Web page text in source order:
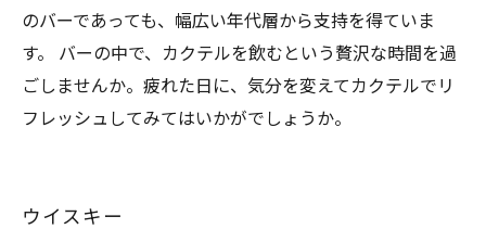
のバーであっても、幅広い年代層から支持を得ていま
す。 バーの中で、カクテルを飲むという贅沢な時間を過
ごしませんか。疲れた日に、気分を変えてカクテルでリ
フレッシュしてみてはいかがでしょうか。
ウイスキー